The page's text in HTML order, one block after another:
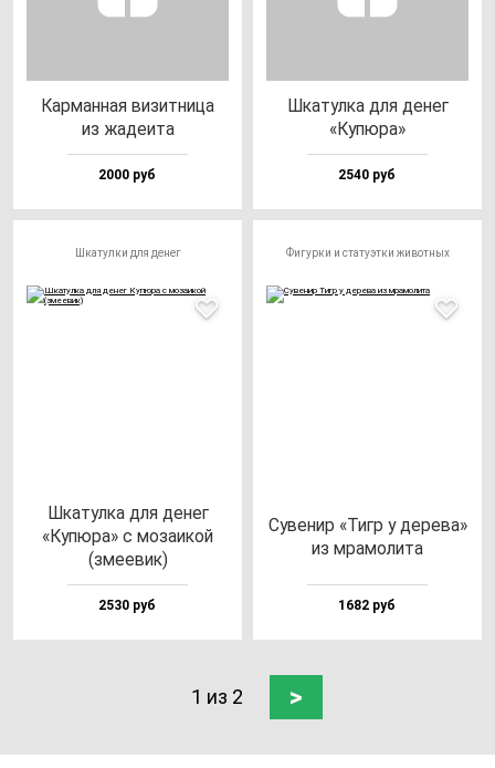
Кар­ман­ная ви­зит­ни­ца
из жа­де­ита
2000 руб
Шка­тул­ка для де­нег
«Купю­ра»
2540 руб
Шкатулки для денег
Шка­тул­ка для де­нег
«Купю­ра» с мо­за­икой
(зме­евик)
2530 руб
Фигурки и статуэтки животных
Суве­нир «Тигр у де­ре­ва»
из мра­мо­ли­та
1682 руб
1 из 2 >